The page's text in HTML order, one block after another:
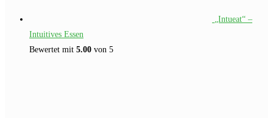
„Intueat“ –
Intuitives Essen
Bewertet mit 5.00 von 5